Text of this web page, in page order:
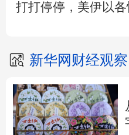
打打停停，美伊以各
新华网财经观察